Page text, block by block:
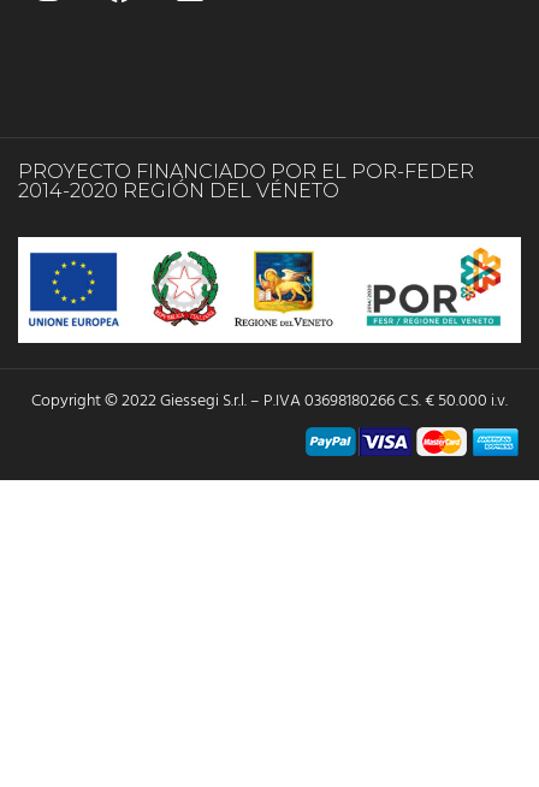
PROYECTO FINANCIADO POR EL POR-FEDER
2014-2020 REGIÓN DEL VÉNETO
Copyright © 2022 Giessegi S.r.l. – P.IVA 03698180266 C.S. € 50.000 i.v.